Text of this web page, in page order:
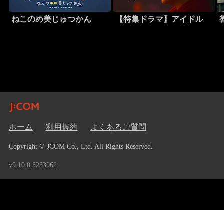
ねこのめ美じゅつかん 【特集ドラマ】アイドル
ホーム 利用規約 よくあるご質問
Copyright © JCOM Co., Ltd. All Rights Reserved.
v9.10.0.3233062